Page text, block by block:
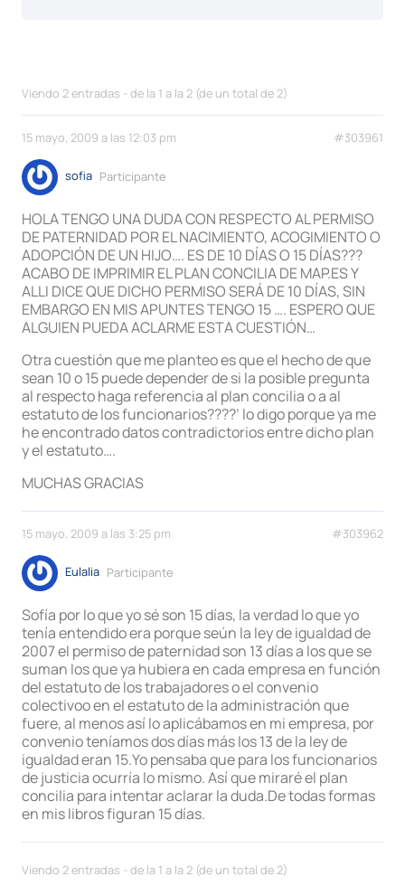
Viendo 2 entradas - de la 1 a la 2 (de un total de 2)
15 mayo, 2009 a las 12:03 pm #303961
sofia Participante
HOLA TENGO UNA DUDA CON RESPECTO AL PERMISO
DE PATERNIDAD POR EL NACIMIENTO, ACOGIMIENTO O
ADOPCIÓN DE UN HIJO…. ES DE 10 DÍAS O 15 DÍAS???
ACABO DE IMPRIMIR EL PLAN CONCILIA DE MAP.ES Y
ALLI DICE QUE DICHO PERMISO SERÁ DE 10 DÍAS, SIN
EMBARGO EN MIS APUNTES TENGO 15 …. ESPERO QUE
ALGUIEN PUEDA ACLARME ESTA CUESTIÓN…
Otra cuestión que me planteo es que el hecho de que
sean 10 o 15 puede depender de si la posible pregunta
al respecto haga referencia al plan concilia o a al
estatuto de los funcionarios????’ lo digo porque ya me
he encontrado datos contradictorios entre dicho plan
y el estatuto….
MUCHAS GRACIAS
15 mayo, 2009 a las 3:25 pm #303962
Eulalia Participante
Sofía por lo que yo sé son 15 días, la verdad lo que yo
tenía entendido era porque seún la ley de igualdad de
2007 el permiso de paternidad son 13 días a los que se
suman los que ya hubiera en cada empresa en función
del estatuto de los trabajadores o el convenio
colectivoo en el estatuto de la administración que
fuere, al menos así lo aplicábamos en mi empresa, por
convenio teníamos dos días más los 13 de la ley de
igualdad eran 15.Yo pensaba que para los funcionarios
de justicia ocurría lo mismo. Así que miraré el plan
concilia para intentar aclarar la duda.De todas formas
en mis libros figuran 15 días.
Viendo 2 entradas - de la 1 a la 2 (de un total de 2)